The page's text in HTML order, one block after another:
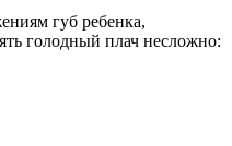
губ ребенка,
голодный плач несложно: